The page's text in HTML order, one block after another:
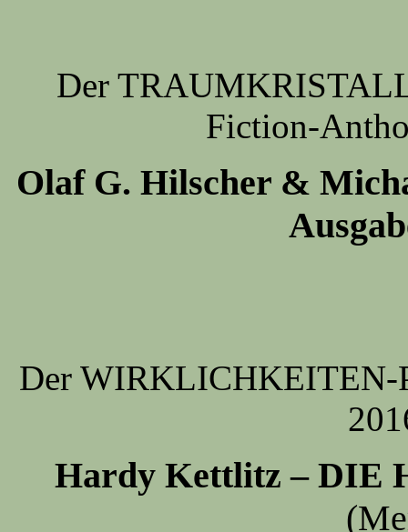
Der
Fiction-
Olaf G. Hilscher &
Der WIRKLICHKEITEN-
Hardy Kettlitz – DIE